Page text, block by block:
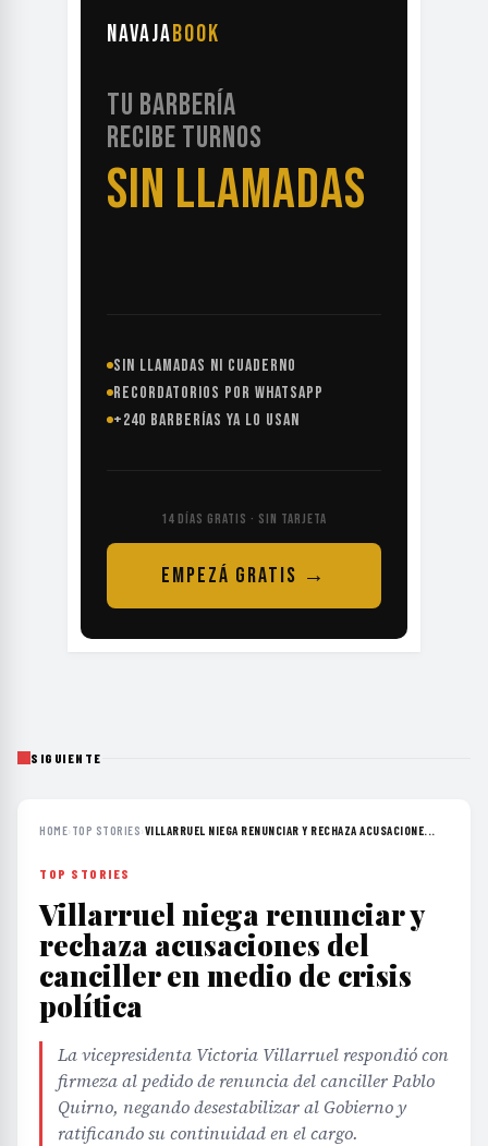
NAVAJABOOK
TU BARBERÍA
RECIBE TURNOS
SIN LLAMADAS
SIN LLAMADAS NI CUADERNO
RECORDATORIOS POR WHATSAPP
+240 BARBERÍAS YA LO USAN
14 DÍAS GRATIS · SIN TARJETA
EMPEZÁ GRATIS →
SIGUIENTE
HOME› TOP STORIES›VILLARRUEL NIEGA RENUNCIAR Y RECHAZA ACUSACIONE...
TOP STORIES
Villarruel niega renunciar y
rechaza acusaciones del
canciller en medio de crisis
política
La vicepresidenta Victoria Villarruel respondió con
firmeza al pedido de renuncia del canciller Pablo
Quirno, negando desestabilizar al Gobierno y
ratificando su continuidad en el cargo.